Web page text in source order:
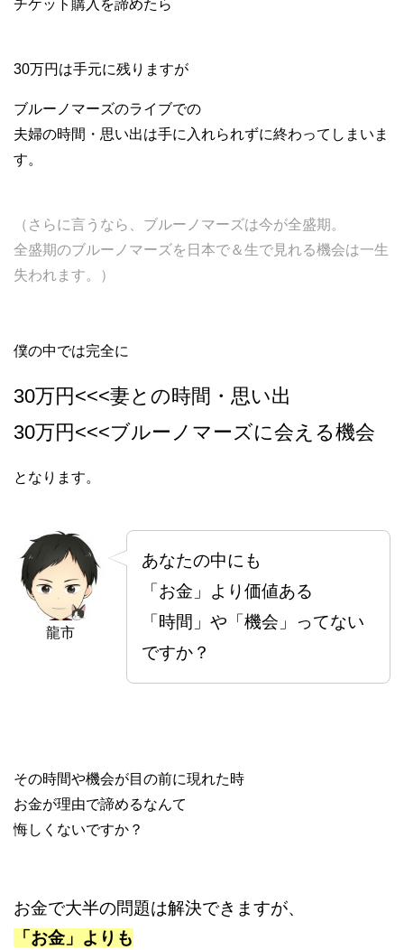
チケット購入を諦めたら
30万円は手元に残りますが
ブルーノマーズのライブでの
夫婦の時間・思い出は手に入れられずに終わってしまいま
す。
（さらに言うなら、ブルーノマーズは今が全盛期。
全盛期のブルーノマーズを日本で＆生で見れる機会は一生
失われます。）
僕の中では完全に
30万円<<<妻との時間・思い出
30万円<<<ブルーノマーズに会える機会
となります。
龍市
あなたの中にも
「お金」より価値ある
「時間」や「機会」ってない
ですか？
その時間や機会が目の前に現れた時
お金が理由で諦めるなんて
悔しくないですか？
お金で大半の問題は解決できますが、
「お金」よりも